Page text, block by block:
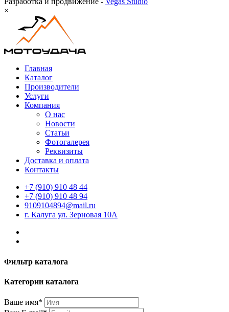
×
Главная
Каталог
Производители
Услуги
Компания
О нас
Новости
Статьи
Фотогалерея
Реквизиты
Доставка и оплата
Контакты
+7 (910) 910 48 44
+7 (910) 910 48 94
9109104894@mail.ru
г. Калуга ул. Зерновая 10А
Фильтр каталога
Категории каталога
Ваше имя*